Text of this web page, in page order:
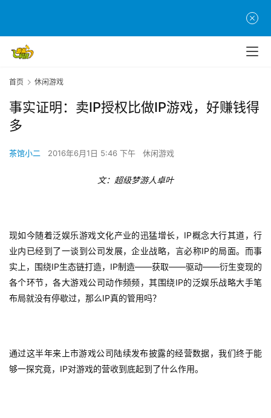
首页 休闲游戏
事实证明：卖IP授权比做IP游戏，好赚钱得
多
茶馆小二 2016年6月1日 5:46 下午 休闲游戏
文：超级梦游人卓叶
现如今随着泛娱乐游戏文化产业的迅猛增长， IP概念大行其道，行
业内已经到了一谈到公司发展，企业战略，言必称IP 的局面。而事
实上，围绕IP生态链打造， IP制造——获取——驱动——衍生变现的
各个环节，各大游戏公司动作频频，其围绕IP的泛娱乐战略大手笔
布局就没有停歇过，那么IP真的管用吗？
通过这半年来上市游戏公司陆续发布披露的经营数据，我们终于能
够一探究竟， IP对游戏的营收到底起到了什么作用。